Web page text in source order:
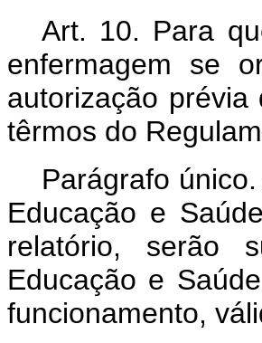
Art. 10. Para
enfermagem se
autorização
têrmos do
Parágrafo
Educação e
relatório, serão
Educação e
funcionamento,